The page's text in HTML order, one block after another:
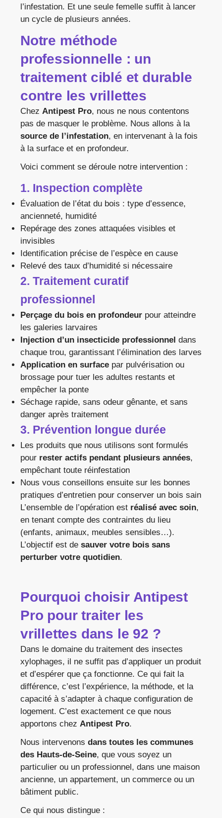
l’infestation. Et une seule femelle suffit à lancer
un cycle de plusieurs années.
Notre méthode
professionnelle : un
traitement ciblé et durable
contre les vrillettes
Chez Antipest Pro, nous ne nous contentons
pas de masquer le problème. Nous allons à la
source de l’infestation, en intervenant à la fois
à la surface et en profondeur.
Voici comment se déroule notre intervention :
1. Inspection complète
Évaluation de l’état du bois : type d’essence,
ancienneté, humidité
Repérage des zones attaquées visibles et
invisibles
Identification précise de l’espèce en cause
Relevé des taux d’humidité si nécessaire
2. Traitement curatif
professionnel
Perçage du bois en profondeur pour atteindre
les galeries larvaires
Injection d’un insecticide professionnel dans
chaque trou, garantissant l’élimination des larves
Application en surface par pulvérisation ou
brossage pour tuer les adultes restants et
empêcher la ponte
Séchage rapide, sans odeur gênante, et sans
danger après traitement
3. Prévention longue durée
Les produits que nous utilisons sont formulés
pour rester actifs pendant plusieurs années,
empêchant toute réinfestation
Nous vous conseillons ensuite sur les bonnes
pratiques d’entretien pour conserver un bois sain
L’ensemble de l’opération est réalisé avec soin,
en tenant compte des contraintes du lieu
(enfants, animaux, meubles sensibles…).
L’objectif est de sauver votre bois sans
perturber votre quotidien.
Pourquoi choisir Antipest
Pro pour traiter les
vrillettes dans le 92 ?
Dans le domaine du traitement des insectes
xylophages, il ne suffit pas d’appliquer un produit
et d’espérer que ça fonctionne. Ce qui fait la
différence, c’est l’expérience, la méthode, et la
capacité à s’adapter à chaque configuration de
logement. C’est exactement ce que nous
apportons chez Antipest Pro.
Nous intervenons dans toutes les communes
des Hauts-de-Seine, que vous soyez un
particulier ou un professionnel, dans une maison
ancienne, un appartement, un commerce ou un
bâtiment public.
Ce qui nous distingue :